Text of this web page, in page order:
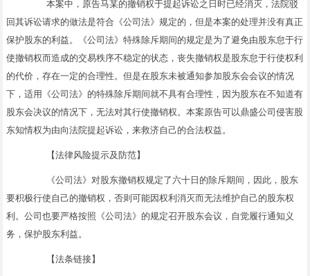
本案中，原告马某的撤销权于提起诉讼之日时已经消灭，法院驳
回其诉讼请求的做法是符合《公司法》规定的，但是本案的处理并没有真正
保护股东的利益。《公司法》特殊除斥期间的规定是为了避免由股东怠于行
使撤销权而造成的交易秩序不稳定的状态，丧失撤销权是股东怠于行使权利
的代价，存在一定的合理性。但是在股东未被通知参加股东会会议的情况
下，适用《公司法》的特殊除斥期间就不具有合理性，因为股东在不知道有
股东会决议的情况下，无法对其行使撤销权。本案原告可以鼎盛公司侵害股
东知情权为由向法院提起诉讼，来救济自己的合法权益。
【法律风险提示及防范】
《公司法》对股东撤销权规定了六十日的除斥期间，因此，股东
要积极行使自己的撤销权，否则可能因权利消灭而无法维护自己的股东权
利。公司也要严格按照《公司法》的规定召开股东会议，自觉履行通知义
务，保护股东利益。
【法条链接】